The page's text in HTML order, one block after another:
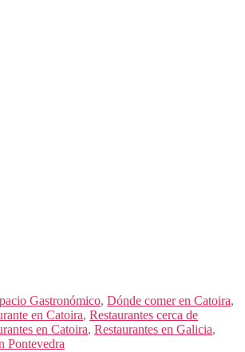
Gastronómico, Dónde comer en Catoira,
en Catoira, Restaurantes cerca de
en Catoira, Restaurantes en Galicia,
Pontevedra